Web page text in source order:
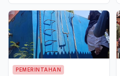
PEMERINTAHAN